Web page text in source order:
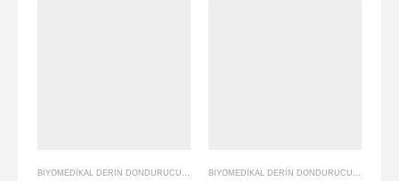
BIYOMEDIKAL DERIN DONDURUCU
, ZK MEILING BIYOMEDIKAL DERIN DONDURUCU
, ZK